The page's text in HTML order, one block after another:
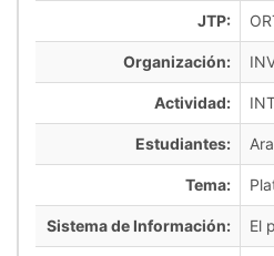
JTP:
Organización:
Actividad:
Estudiantes:
Tema:
Sistema de Información: El